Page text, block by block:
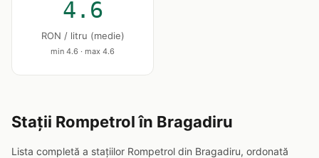
4.6
RON / litru (medie)
min 4.6 · max 4.6
Stații Rompetrol în Bragadiru
Lista completă a stațiilor Rompetrol din Bragadiru, ordonată